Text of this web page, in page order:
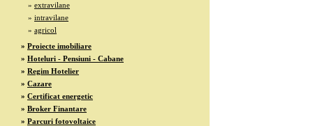
» extravilane
» intravilane
» agricol
» Proiecte imobiliare
» Hoteluri - Pensiuni - Cabane
» Regim Hotelier
» Cazare
» Certificat energetic
» Broker Finantare
» Parcuri fotovoltaice